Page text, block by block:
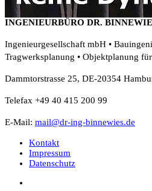
INGENIEURBÜRO DR.
Ingenieurgesellschaft mbH •
Tragwerksplanung • Objektplanung
Dammtorstrasse 25, DE-20354
Telefax +49 40 415 200 99
E-Mail: mail@dr-ing-binnewies.de
Kontakt
Impressum
Datenschutz